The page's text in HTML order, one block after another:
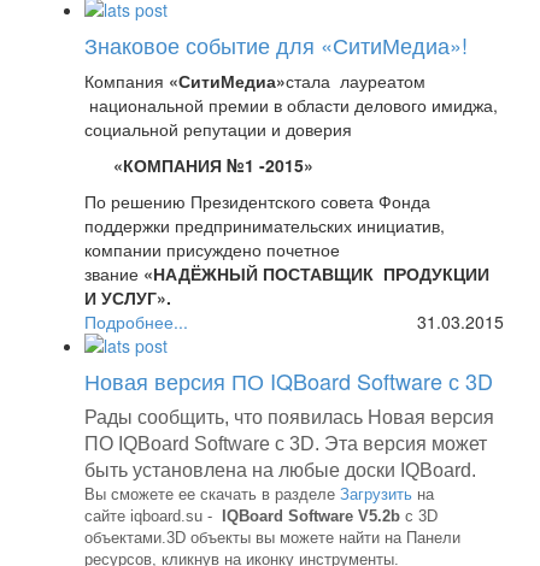
На Форуме представлен широкий спектр
возможностей для организаций и участников.
Мероприятия Форума проходят в рамках
тематических конференций, «круглых столов»,
дискуссионных клубов, заседаний секций, будет
организована стендовая экспозиция.
http://itforum2020.ru/?id=6595
Компания «СитиМедиа» (http://sitimedia.ru)
является техническим партнером данного
мероприятия.
Приглашаем посетить стенд компании
«СитиМедиа
», на котором мы представим
новейшие интерактивные системы и оборудование:
- интерактивный столEliteBoardСовременный
дизайн, широкие возможности по демонстрации
контента, обучению, совместной работе, доступная
цена и надежность.
- 4К панельEliteBoard UHDLH-84UT6Качество
картинки и необъятные возможности применения в
образовательном процессе, в сфере рекламы, в
Знаковое событие для «СитиМедиа»!
Компания «СитиМедиа»стала лауреатом
национальной премии в области делового имиджа,
социальной репутации и доверия
«КОМПАНИЯ №1 -2015»
По решению Президентского совета Фонда
поддержки предпринимательских инициатив,
компании присуждено почетное
звание «НАДЁЖНЫЙ ПОСТАВЩИК ПРОДУКЦИИ
И УСЛУГ».
Лауреаты Премии включены в Федеральный Реестр
Надежных компаний, сформированного для
органов государственной и муниципальной власти и
потребительского сектора России.
Успехи компании были бы невозможны без
внимательного и лояльного отношения к запросам
клиентов, высокой ответственности и
профессионализма.
Нам можно доверять!
Подробнее... 31.03.2015
Новая версия ПО IQBoard Software с 3D
Рады сообщить, что появилась Новая версия
ПО IQBoard Software с 3D. Эта версия может
быть установлена на любые доски IQBoard.
Вы сможете ее скачать в разделе Загрузить на
сайте iqboard.su - IQBoard Software V5.2b с 3D
объектами.3D объекты вы можете найти на Панели
ресурсов, кликнув на иконку инструменты.